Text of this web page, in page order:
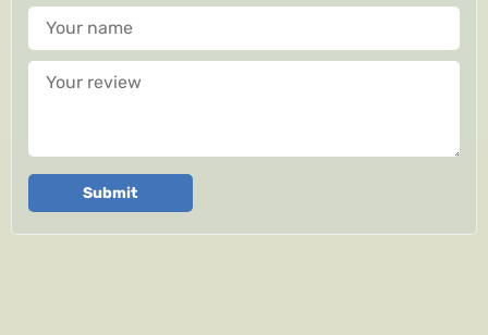
Your name
Your review
Submit